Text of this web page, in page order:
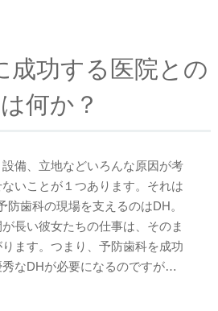
功する医院との
何か？
備、立地などいろんな原因が考
いことが１つあります。それは
防歯科の現場を支えるのはDH。
長い彼女たちの仕事は、そのま
ます。つまり、予防歯科を成功
秀なDHが必要になるのですが…